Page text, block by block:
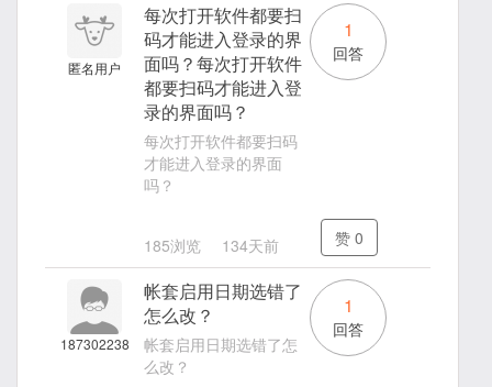
匿名用户
每次打开软件都要扫
码才能进入登录的界
面吗？每次打开软件
都要扫码才能进入登
录的界面吗？
每次打开软件都要扫码
才能进入登录的界面
吗？
185浏览 134天前
1
回答
赞 0
187302238
帐套启用日期选错了
怎么改？
帐套启用日期选错了怎
么改？
1
回答